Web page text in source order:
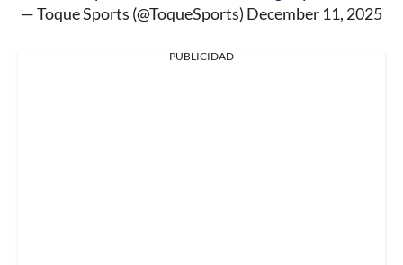
— Toque Sports (@ToqueSports) December 11, 2025
PUBLICIDAD